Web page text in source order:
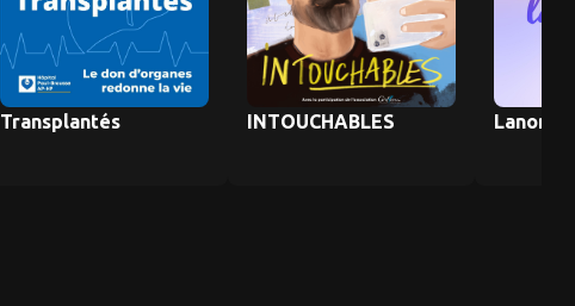
Transplantés INTOUCHABLES